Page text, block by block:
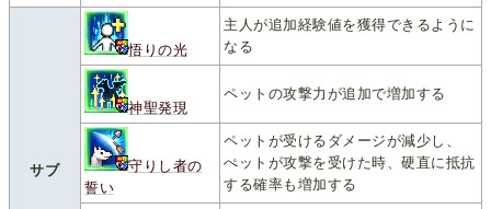
サブ
悟りの光
主人が追加経験値を獲得できるように
なる
神聖発現
ペットの攻撃力が追加で増加する
守りし者の
誓い
ペットが受けるダメージが減少し、
ぺットが攻撃を受けた時、硬直に抵抗
する確率も増加する